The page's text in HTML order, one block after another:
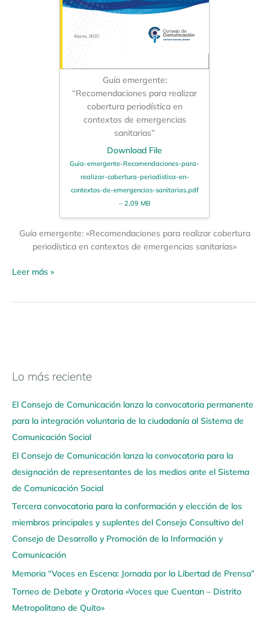
Guía emergente:
“Recomendaciones para realizar
cobertura periodística en
contextos de emergencias
sanitarias”
Download File
Guia-emergente-Recomendaciones-para-
realizar-cobertura-periodistica-en-
contextos-de-emergencias-sanitarias.pdf
– 2,09 MB
Guía emergente: «Recomendaciones para realizar cobertura
periodística en contextos de emergencias sanitarias»
Leer más »
Lo más reciente
El Consejo de Comunicación lanza la convocatoria permanente
para la integración voluntaria de la ciudadanía al Sistema de
Comunicación Social
El Consejo de Comunicación lanza la convocatoria para la
designación de representantes de los medios ante el Sistema
de Comunicación Social
Tercera convocatoria para la conformación y elección de los
miembros principales y suplentes del Consejo Consultivo del
Consejo de Desarrollo y Promoción de la Información y
Comunicación
Memoria “Voces en Escena: Jornada por la Libertad de Prensa”
Torneo de Debate y Oratoria «Voces que Cuentan – Distrito
Metropolitano de Quito»
N
v
e
g
a
a
q
u
í